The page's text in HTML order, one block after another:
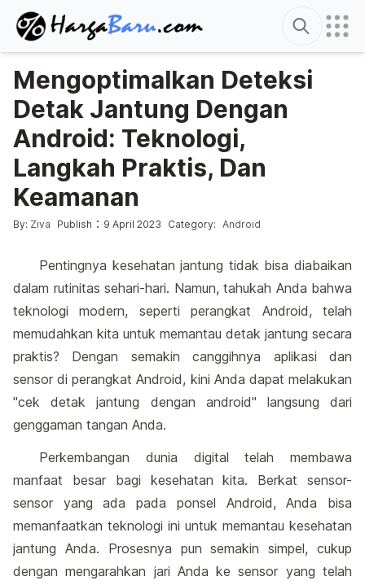
Search
Mengoptimalkan Deteksi
Detak Jantung Dengan
Android: Teknologi,
Langkah Praktis, Dan
Keamanan
Posted by
By: Ziva Publish : 9 April 2023 Posted in
Category: Android
Pentingnya kesehatan jantung tidak bisa diabaikan
dalam rutinitas sehari-hari. Namun, tahukah Anda bahwa
teknologi modern, seperti perangkat Android, telah
memudahkan kita untuk memantau detak jantung secara
praktis? Dengan semakin canggihnya aplikasi dan
sensor di perangkat Android, kini Anda dapat melakukan
"cek detak jantung dengan android" langsung dari
genggaman tangan Anda.
Perkembangan dunia digital telah membawa
manfaat besar bagi kesehatan kita. Berkat sensor-
sensor yang ada pada ponsel Android, Anda bisa
memanfaatkan teknologi ini untuk memantau kesehatan
jantung Anda. Prosesnya pun semakin simpel, cukup
dengan mengarahkan jari Anda ke sensor yang telah